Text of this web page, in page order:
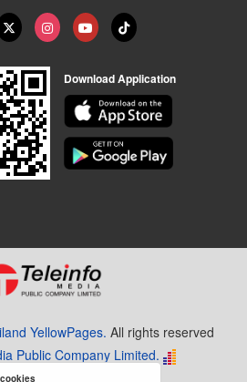
Download Application
YellowPages. All rights reserved
Public Company Limited.